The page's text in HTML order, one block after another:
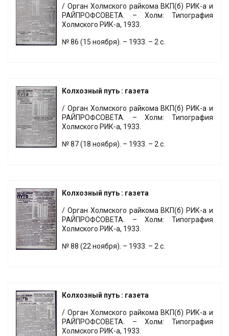
/ Орган Холмского райкома ВКП(б) РИК-а и
РАЙПРОФСОВЕТА. – Холм: Типография
Холмского РИК-а, 1933.
№ 86 (15 ноября). – 1933. – 2 с.
Колхозный путь : газета
/ Орган Холмского райкома ВКП(б) РИК-а и
РАЙПРОФСОВЕТА. – Холм: Типография
Холмского РИК-а, 1933.
№ 87 (18 ноября). – 1933. – 2 с.
Колхозный путь : газета
/ Орган Холмского райкома ВКП(б) РИК-а и
РАЙПРОФСОВЕТА. – Холм: Типография
Холмского РИК-а, 1933.
№ 88 (22 ноября). – 1933. – 2 с.
Колхозный путь : газета
/ Орган Холмского райкома ВКП(б) РИК-а и
РАЙПРОФСОВЕТА. – Холм: Типография
Холмского РИК-а, 1933.